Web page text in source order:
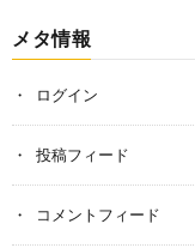
メタ情報
ログイン
投稿フィード
コメントフィード